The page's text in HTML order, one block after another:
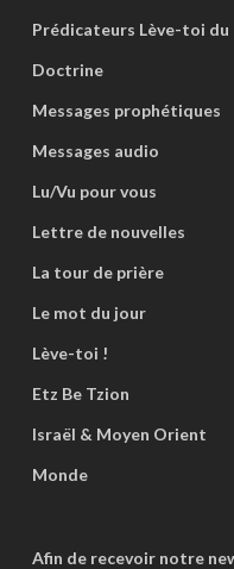
Prédicateurs Lève-toi du
Doctrine
Messages prophétiques
Messages audio
Lu/Vu pour vous
Lettre de nouvelles
La tour de prière
Le mot du jour
Lève-toi !
Etz Be Tzion
Israël & Moyen Orient
Monde
Afin de recevoir notre